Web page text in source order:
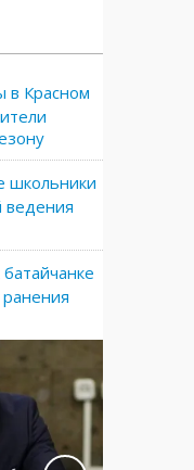
в Красном
школьники
ведения